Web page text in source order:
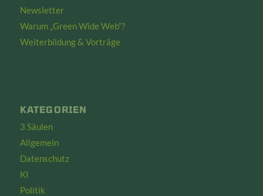
Newsletter
Warum „Green Wide Web“?
Weiterbildung & Vorträge
KATEGORIEN
3 Säulen
Allgemein
Datenschutz
KI
Politik